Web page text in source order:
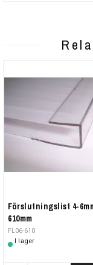
Förslutningslist 4-
610mm
FL06-610
I lager